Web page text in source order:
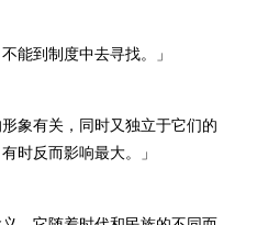
能到制度中去寻找。」
象有关，同时又独立于它们的
时反而影响最大。」